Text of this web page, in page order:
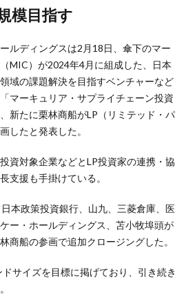
模目指す
ルディングスは2月18日、傘下のマー
MIC）が2024年4月に組成した、日本
域の課題解決を目指すベンチャーなど
マーキュリア・サプライチェーン投資
新たに栗林商船がLP（リミテッド・パ
したと発表した。
資対象企業などとLP投資家の連携・協
支援も手掛けている。
本政策投資銀行、山九、三菱倉庫、医
ー・ホールディングス、苫小牧埠頭が
商船の参画で追加クロージングした。
サイズを目標に掲げており、引き続き